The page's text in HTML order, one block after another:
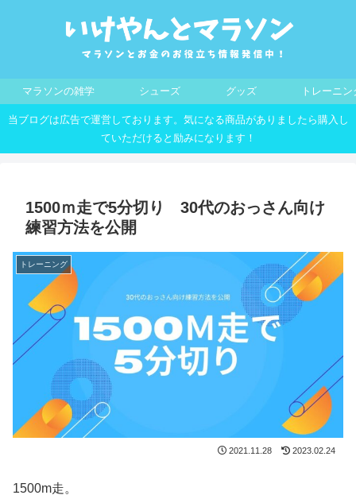
マラソンの雑学 シューズ グッズ トレーニン
当ブログは広告で運営しております。気になる商品がありましたら購入し
ていただけると励みになります！
1500ｍ走で5分切り 30代のおっさん向け
練習方法を公開
トレーニング
2021.11.28 2023.02.24
1500m走。